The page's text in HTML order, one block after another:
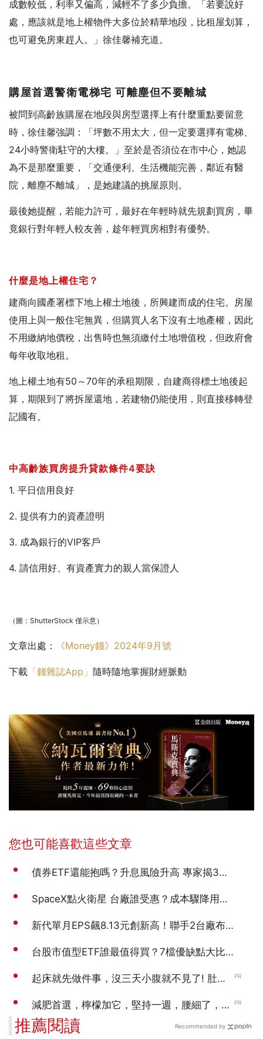
成數較低，利率又偏高，減輕不了多少負擔。「若要說好
處，應該就是地上權物件大多位於精華地段，比租屋划算，
也可避免房東趕人。」徐佳馨補充道。
購屋首選警衛電梯宅 可離塵但不要離城
被問到高齡族購屋在地段與房型選擇上有什麼重點要留意
時，徐佳馨強調：「坪數不用太大，但一定要選擇有電梯、
24小時警衛駐守的大樓。」至於是否須位在市中心，她認
為不是那麼重要，「交通便利、生活機能完善，鄰近有醫
院，離塵不離城」，是她建議的挑屋原則。
最後她提醒，若能力許可，最好在年輕時就先規劃買房，畢
竟銀行對年輕人較友善，趁年輕買房相對有優勢。
什麼是地上權住宅？
建商向國產署標下地上權土地後，所興建而成的住宅。房屋
使用上與一般住宅無異，但購買人名下沒有土地產權，因此
不用繳納地價稅，出售時也無須繳付土地增值稅，但政府會
每年收取地租。
地上權土地有50～70年的承租期限，自建商得標土地後起
算，期限到了將拆屋還地，若建物仍能使用，則直接移轉登
記國有。
中高齡族買房提升貸款條件4要訣
1. 平日信用良好
2. 提供有力的資產證明
3. 成為銀行的VIP客戶
4. 請信用好、有資產實力的親人當保證人
（圖：ShutterStock 僅示意）
文章出處： 《Money錢》2024年9月號
下載 「錢雜誌App」 隨時隨地掌握財經脈動
推薦閱讀 Recommended by